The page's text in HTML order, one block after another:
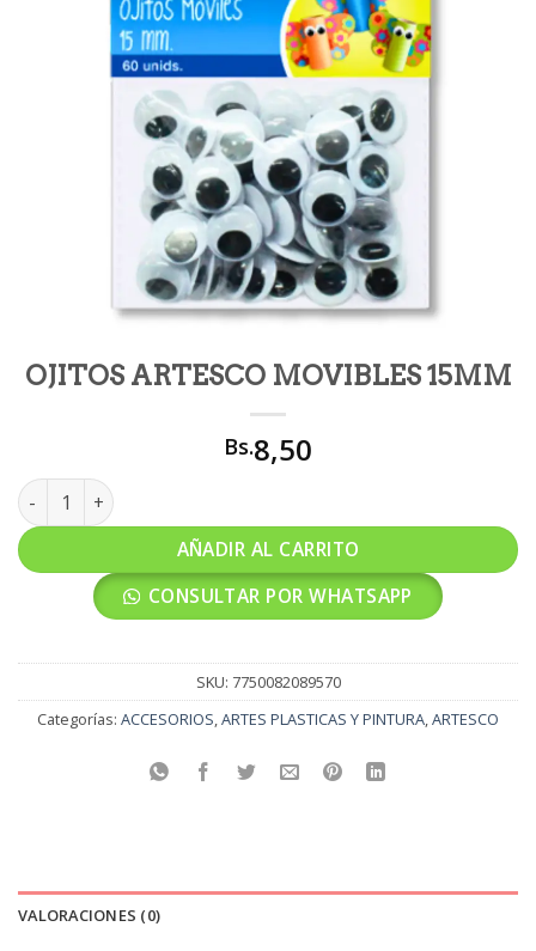
OJITOS ARTESCO MOVIBLES 15MM
Bs.8,50
OJITOS ARTESCO MOVIBLES 15MM cantidad
AÑADIR AL CARRITO
CONSULTAR POR WHATSAPP
SKU: 7750082089570
Categorías: ACCESORIOS,ARTES PLASTICAS Y PINTURA,ARTESCO
VALORACIONES (0)